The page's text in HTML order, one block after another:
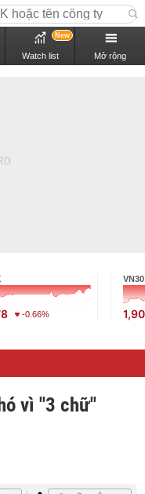
Watch list
New
Mở rộng
-0.66%
VN30
vì "3 chữ"